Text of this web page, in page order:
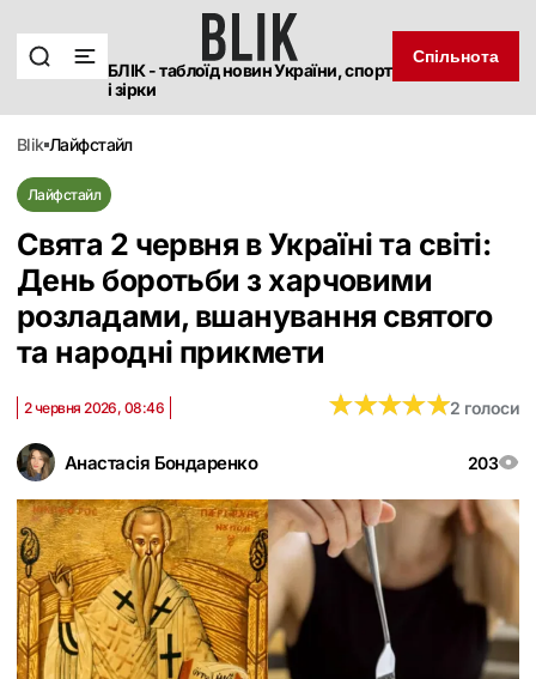
БЛІК - таблоїд новин України, спорт
і зірки
Спільнота
blik лайфстайл
Лайфстайл
Свята 2 червня в Україні та світі:
День боротьби з харчовими
розладами, вшанування святого
та народні прикмети
Анастасія Бондаренко 203
2 червня 2026, 08:46 ★★★★★
★★★★★2 голоси